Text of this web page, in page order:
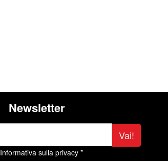
Newsletter
Vai!
Informativa sulla privacy *